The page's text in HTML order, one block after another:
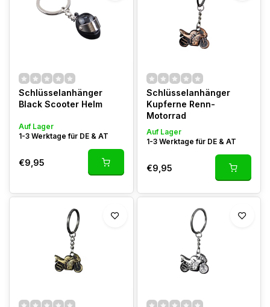
Schlüsselanhänger
Black Scooter Helm
Auf Lager
1-3 Werktage für DE & AT
€9,95
Schlüsselanhänger
Kupferne Renn-
Motorrad
Auf Lager
1-3 Werktage für DE & AT
€9,95